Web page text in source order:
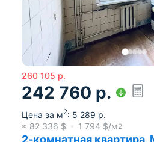
260 105 р.
242 760 р.
Цена за м2: 5 289 р.
≈ 82 336 $ 1 794 $/м2
2-комнатная квартира,